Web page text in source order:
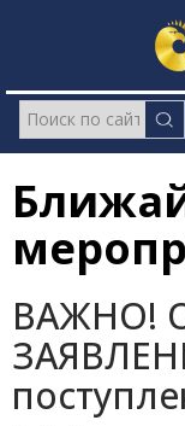
ВАЖНО!